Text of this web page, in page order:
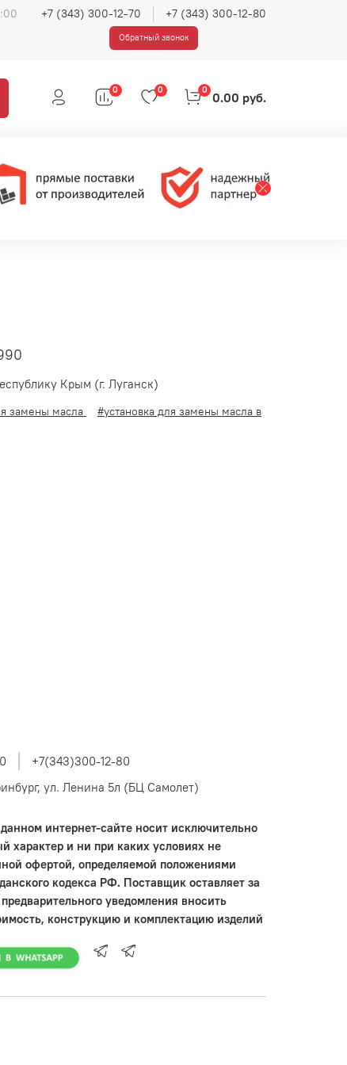
+7 (343) 300-12-70 +7 (343) 300-12-80
Обратный звонок
0 0 0 0.00 руб.
Крым (г. Луганск)
замены масла
#установка для замены масла в
+7(343)300-12-80
ул. Ленина 5л (БЦ Самолет)
интернет-сайте носит исключительно
характер и ни при каких условиях не
офертой, определяемой положениями
кодекса РФ. Поставщик оставляет за
уведомления вносить
конструкцию и комплектацию изделий